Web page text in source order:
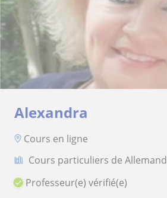
Alexandra
Cours en ligne
Cours particuliers de Allemand
Professeur(e) vérifié(e)